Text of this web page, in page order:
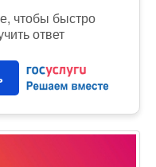
чтобы быстро
ответ